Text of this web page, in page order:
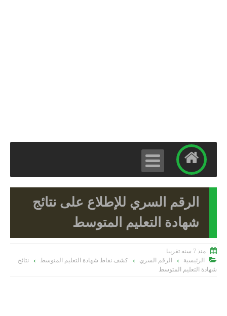
الرقم السري للإطلاع على نتائج
شهادة التعليم المتوسط

منذ 7 سنه تقريبا

الرئيسية > الرقم السري > كشف نقاط شهادة التعليم المتوسط >
نتائج
شهادة التعليم المتوسط